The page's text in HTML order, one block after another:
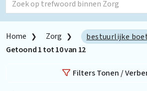
Home Zorg
bestuurlijke
Getoond1tot10van 12
Filters Tonen /